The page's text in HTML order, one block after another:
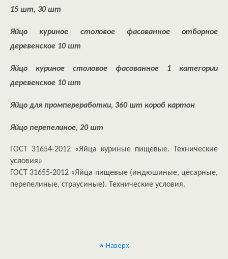
15 шт, 30 шт
Яйцо куриное столовое фасованное отборное
деревенское 10 шт
Яйцо куриное столовое фасованное 1 категории
деревенское 10 шт
Яйцо для промпереработки, 360 шт короб картон
Яйцо перепелиное, 20 шт
ГОСТ 31654-2012 «Яйца куриные пищевые. Технические
условия»
ГОСТ 31655-2012 «Яйца пищевые (индюшиные, цесарные,
перепелиные, страусиные). Технические условия.
Наверх